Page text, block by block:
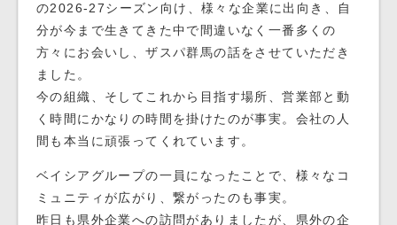
の2026-27シーズン向け、様々な企業に出向き、自
分が今まで生きてきた中で間違いなく一番多くの
方々にお会いし、ザスパ群馬の話をさせていただき
ました。
今の組織、そしてこれから目指す場所、営業部と動
く時間にかなりの時間を掛けたのが事実。会社の人
間も本当に頑張ってくれています。
ベイシアグループの一員になったことで、様々なコ
ミュニティが広がり、繋がったのも事実。
昨日も県外企業への訪問がありましたが、県外の企